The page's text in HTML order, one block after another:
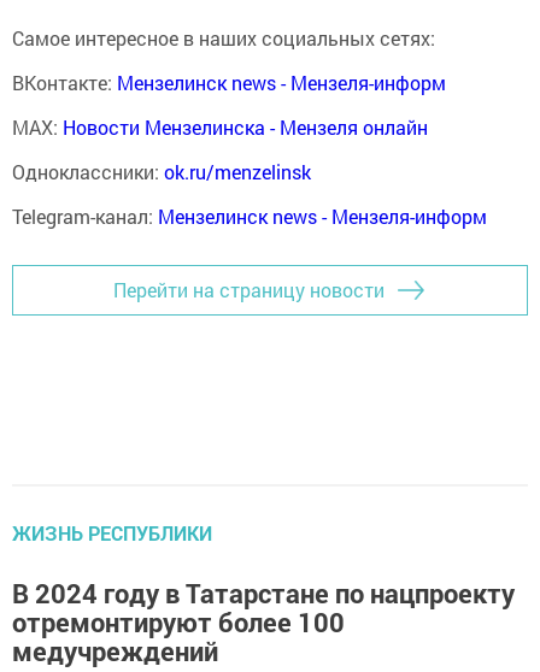
Самое интересное в наших социальных сетях:
ВКонтакте: Мензелинск news - Мензеля-информ
MAX: Новости Мензелинска - Мензеля онлайн
Одноклассники: ok.ru/menzelinsk
Telegram-канал: Мензелинск news - Мензеля-информ
Перейти на страницу новости
ЖИЗНЬ РЕСПУБЛИКИ
В 2024 году в Татарстане по нацпроекту
отремонтируют более 100
медучреждений